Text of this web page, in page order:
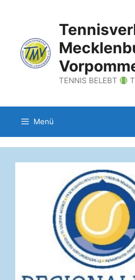
TENNIS BELEBT
Menü